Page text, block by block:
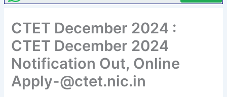
CTET December 2024 :
CTET December 2024
Notification Out, Online
Apply-@ctet.nic.in